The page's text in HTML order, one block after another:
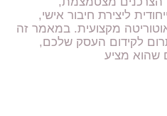
ליצירת חיבור אישי,
מקצועית. במאמר זה
לקידום העסק שלכם,
שהוא מציע